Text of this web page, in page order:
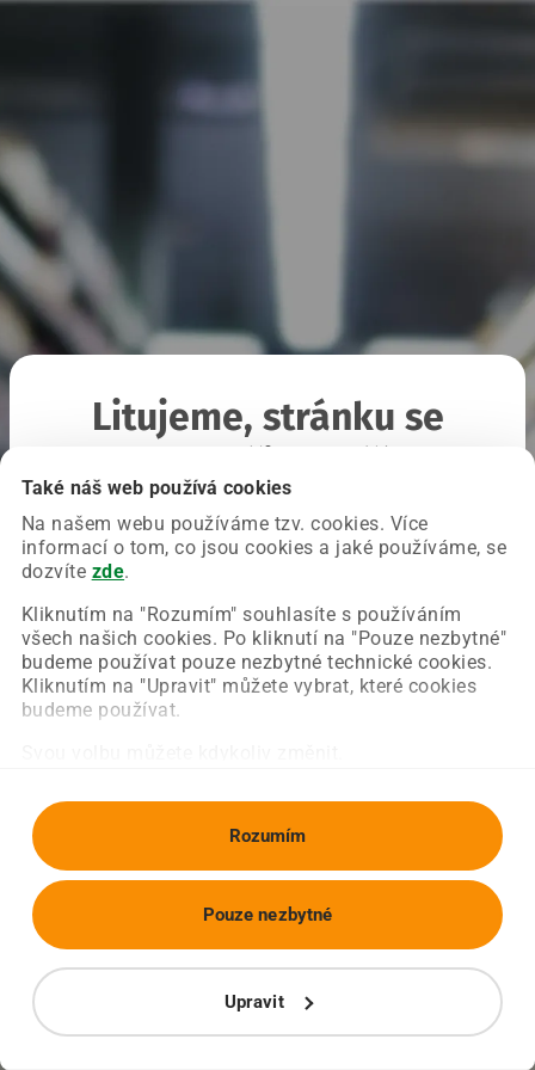
Také náš web používá cookies
Na našem webu používáme tzv. cookies. Více
informací o tom, co jsou cookies a jaké používáme, se
dozvíte zde.
Kliknutím na "Rozumím" souhlasíte s používáním
všech našich cookies. Po kliknutí na "Pouze nezbytné"
budeme používat pouze nezbytné technické cookies.
Kliknutím na "Upravit" můžete vybrat, které cookies
budeme používat.
Rozumím
Upravit
Pouze nezbytné
Litujeme, stránku se
Chyba nastala na naší straně a už ji opravujeme.
Zkuste prosím znovu načíst požadovanou stránku.
Obnovit stránku Úvodní strana